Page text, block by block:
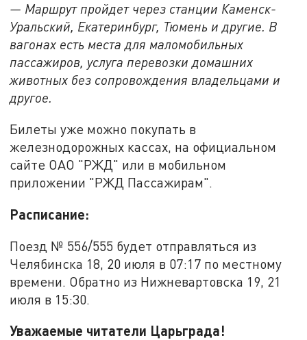
— Маршрут пройдет через станции Каменск-
Уральский, Екатеринбург, Тюмень и другие. В
вагонах есть места для маломобильных
пассажиров, услуга перевозки домашних
животных без сопровождения владельцами и
другое.
Билеты уже можно покупать в
железнодорожных кассах, на официальном
сайте ОАО "РЖД" или в мобильном
приложении "РЖД Пассажирам".
Расписание:
Поезд № 556/555 будет отправляться из
Челябинска 18, 20 июля в 07:17 по местному
времени. Обратно из Нижневартовска 19, 21
июля в 15:30.
Уважаемые читатели Царьграда!